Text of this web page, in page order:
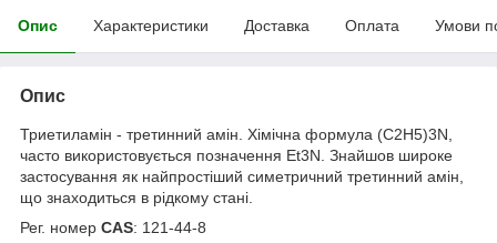
Опис Характеристики Доставка Оплата Умови
Опис
Триетиламін - третинний амін. Хімічна формула (C2H5)3N,
часто використовується позначення Et3N. Знайшов широке
застосування як найпростіший симетричний третинний амін,
що знаходиться в рідкому стані.
Рег. номер CAS: 121-44-8